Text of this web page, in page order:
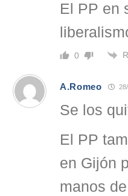
El PP en
0
A.Romeo
Se los
El PP
en Gijón
manos